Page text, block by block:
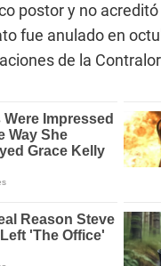
postor y no
fue anulado en
de la